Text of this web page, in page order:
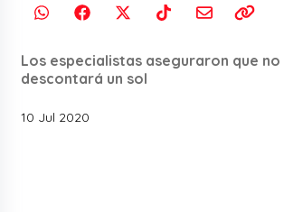
Los especialistas aseguraron que no
descontará un sol
10 Jul 2020